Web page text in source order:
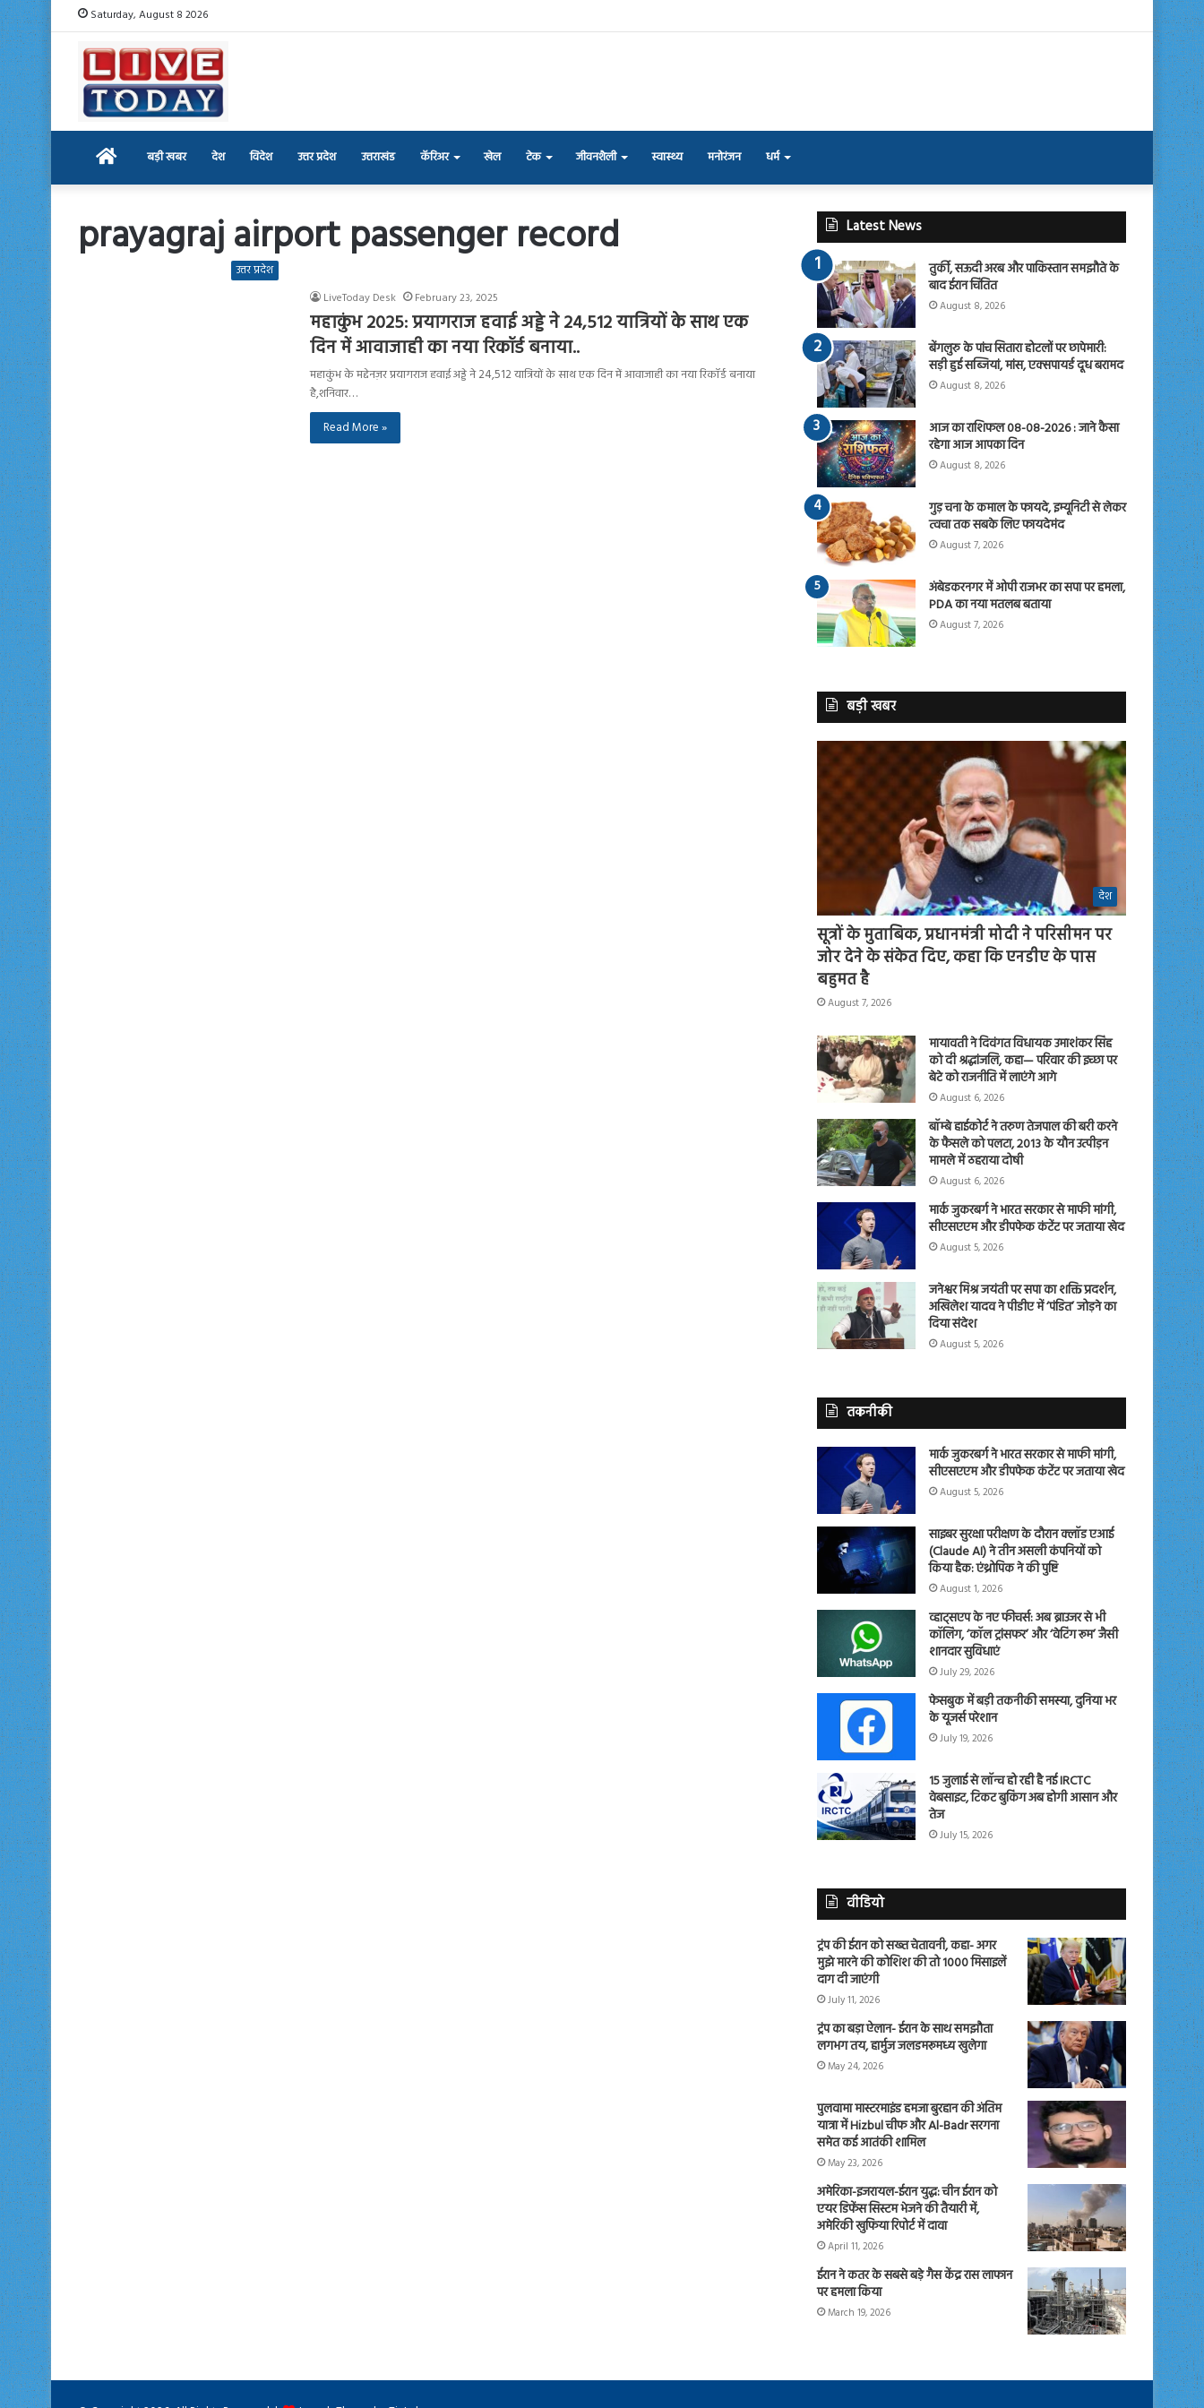
Saturday, August 8 2026
Home बड़ी खबर देश विदेश उत्तर प्रदेश उत्तराखंड कॅरिअर खेल टेक जीवनशैली स्वास्थ्य मनोरंजन धर्म
prayagraj airport passenger record
उत्तर प्रदेश
LiveToday Desk
February 23, 2025
महाकुंभ 2025: प्रयागराज हवाई अड्डे ने 24,512 यात्रियों के साथ एक
दिन में आवाजाही का नया रिकॉर्ड बनाया..
महाकुंभ के मद्देनज़र प्रयागराज हवाई अड्डे ने 24,512 यात्रियों के साथ एक दिन में आवाजाही का नया रिकॉर्ड बनाया
है,शनिवार…
Read More »
Latest News
तुर्की, सऊदी अरब और पाकिस्तान समझौते के
बाद ईरान चिंतित
August 8, 2026
बेंगलुरु के पांच सितारा होटलों पर छापेमारी:
सड़ी हुई सब्जियां, मांस, एक्सपायर्ड दूध बरामद
August 8, 2026
आज का राशिफल 08-08-2026 : जाने कैसा
रहेगा आज आपका दिन
August 8, 2026
गुड़ चना के कमाल के फायदे, इम्यूनिटी से लेकर
त्वचा तक सबके लिए फायदेमंद
August 7, 2026
अंबेडकरनगर में ओपी राजभर का सपा पर हमला,
PDA का नया मतलब बताया
August 7, 2026
बड़ी खबर
देश
सूत्रों के मुताबिक, प्रधानमंत्री मोदी ने परिसीमन पर
जोर देने के संकेत दिए, कहा कि एनडीए के पास
बहुमत है
August 7, 2026
मायावती ने दिवंगत विधायक उमाशंकर सिंह
को दी श्रद्धांजलि, कहा— परिवार की इच्छा पर
बेटे को राजनीति में लाएंगे आगे
August 6, 2026
बॉम्बे हाईकोर्ट ने तरुण तेजपाल की बरी करने
के फैसले को पलटा, 2013 के यौन उत्पीड़न
मामले में ठहराया दोषी
August 6, 2026
मार्क जुकरबर्ग ने भारत सरकार से माफी मांगी,
सीएसएएम और डीपफेक कंटेंट पर जताया खेद
August 5, 2026
जनेश्वर मिश्र जयंती पर सपा का शक्ति प्रदर्शन,
अखिलेश यादव ने पीडीए में ‘पंडित’ जोड़ने का
दिया संदेश
August 5, 2026
तकनीकी
मार्क जुकरबर्ग ने भारत सरकार से माफी मांगी,
सीएसएएम और डीपफेक कंटेंट पर जताया खेद
August 5, 2026
साइबर सुरक्षा परीक्षण के दौरान क्लॉड एआई
(Claude AI) ने तीन असली कंपनियों को
किया हैक: एंथ्रोपिक ने की पुष्टि
August 1, 2026
व्हाट्सएप के नए फीचर्स: अब ब्राउजर से भी
कॉलिंग, ‘कॉल ट्रांसफर’ और ‘वेटिंग रूम’ जैसी
शानदार सुविधाएं
July 29, 2026
फेसबुक में बड़ी तकनीकी समस्या, दुनिया भर
के यूजर्स परेशान
July 19, 2026
15 जुलाई से लॉन्च हो रही है नई IRCTC
वेबसाइट, टिकट बुकिंग अब होगी आसान और
तेज
July 15, 2026
वीडियो
ट्रंप की ईरान को सख्त चेतावनी, कहा- अगर
मुझे मारने की कोशिश की तो 1000 मिसाइलें
दाग दी जाएंगी
July 11, 2026
ट्रंप का बड़ा ऐलान- ईरान के साथ समझौता
लगभग तय, हार्मुज जलडमरूमध्य खुलेगा
May 24, 2026
पुलवामा मास्टरमाइंड हमजा बुरहान की अंतिम
यात्रा में Hizbul चीफ और Al-Badr सरगना
समेत कई आतंकी शामिल
May 23, 2026
अमेरिका-इजरायल-ईरान युद्ध: चीन ईरान को
एयर डिफेंस सिस्टम भेजने की तैयारी में,
अमेरिकी खुफिया रिपोर्ट में दावा
April 11, 2026
ईरान ने कतर के सबसे बड़े गैस केंद्र रास लाफान
पर हमला किया
March 19, 2026